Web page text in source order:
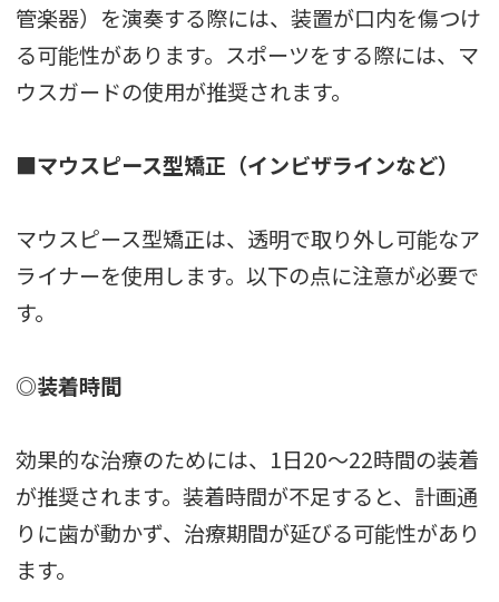
管楽器）を演奏する際には、装置が口内を傷つけ
る可能性があります。スポーツをする際には、マ
ウスガードの使用が推奨されます。
■マウスピース型矯正（インビザラインなど）
マウスピース型矯正は、透明で取り外し可能なア
ライナーを使用します。以下の点に注意が必要で
す。
◎装着時間
効果的な治療のためには、1日20〜22時間の装着
が推奨されます。装着時間が不足すると、計画通
りに歯が動かず、治療期間が延びる可能性があり
ます。